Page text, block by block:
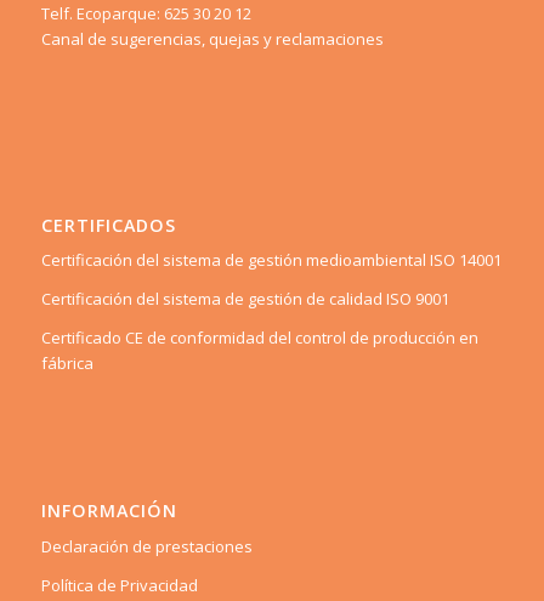
Telf. Ecoparque: 625 30 20 12
Canal de sugerencias, quejas y reclamaciones
CERTIFICADOS
Certificación del sistema de gestión medioambiental ISO 14001
Certificación del sistema de gestión de calidad ISO 9001
Certificado CE de conformidad del control de producción en
fábrica
INFORMACIÓN
Declaración de prestaciones
Política de Privacidad